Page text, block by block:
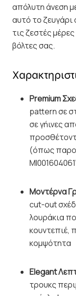
απόλυτη άνεση
αυτό το ζευγάρι
τις ζεστές
βόλτες σας.
Premium
pattern σε
σε γήινες
(όπως
Μοντέρνα
cut-out
λουράκια
κουντεπιέ,
κομψότητα
Elegant
τρουκς